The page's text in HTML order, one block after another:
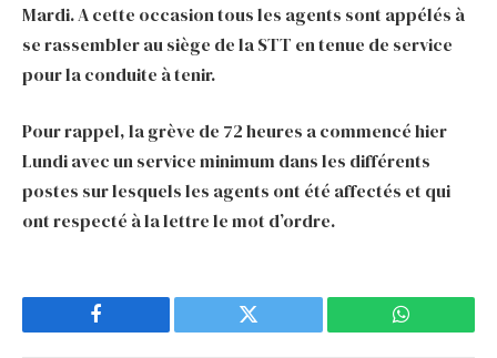
Mardi. A cette occasion tous les agents sont appélés à
se rassembler au siège de la STT en tenue de service
pour la conduite à tenir.
Pour rappel, la grève de 72 heures a commencé hier
Lundi avec un service minimum dans les différents
postes sur lesquels les agents ont été affectés et qui
ont respecté à la lettre le mot d’ordre.
Facebook Twitter WhatsApp